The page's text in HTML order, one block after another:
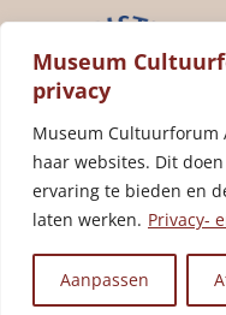
Museum
privacy
Museum Cultuurforum
haar websites. Dit
ervaring te bieden en
laten werken. Privacy-
Aanpassen
Cultuurforum